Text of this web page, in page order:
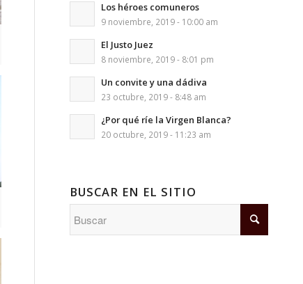
Los héroes comuneros
9 noviembre, 2019 - 10:00 am
El Justo Juez
8 noviembre, 2019 - 8:01 pm
Un convite y una dádiva
23 octubre, 2019 - 8:48 am
¿Por qué ríe la Virgen Blanca?
20 octubre, 2019 - 11:23 am
BUSCAR EN EL SITIO